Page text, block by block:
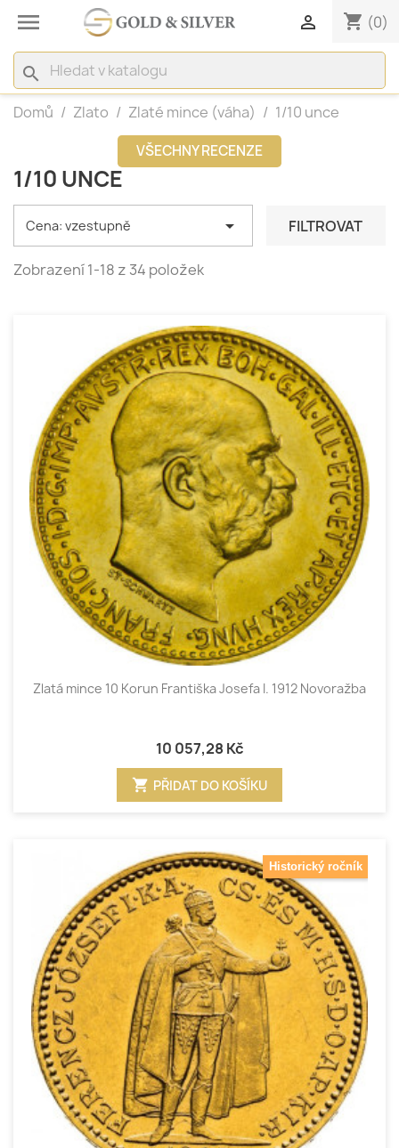
 shopping_cart (0)

search
Domů Zlato Zlaté mince (váha) 1/10 unce
VŠECHNY RECENZE
1/10 UNCE
Cena: vzestupně  FILTROVAT
Zobrazení 1-18 z 34 položek
Zlatá mince 10 Korun Františka Josefa I. 1912 Novoražba
10 057,28 Kč
shopping_cart PŘIDAT DO KOŠÍKU
Historický ročník